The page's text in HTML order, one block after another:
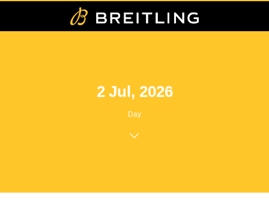
2 Jul, 2026
Day